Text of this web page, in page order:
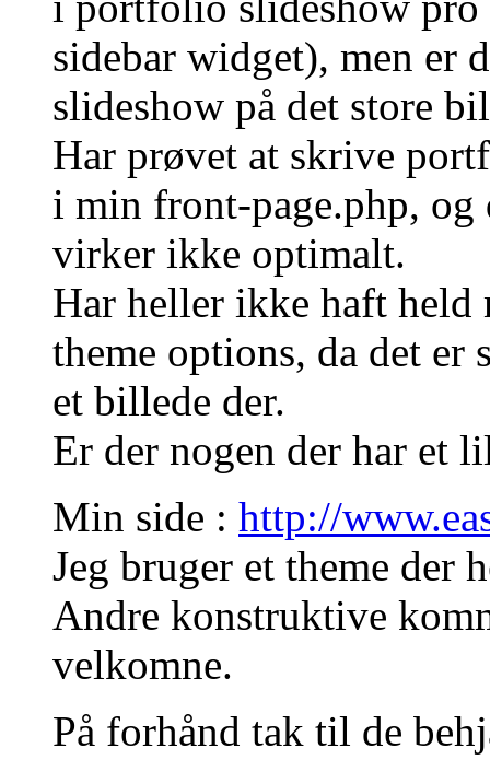
sidebar widget), men er
slideshow på det store
Har prøvet at skrive
i min front-page.php, og
virker ikke optimalt.
Har heller ikke haft held
theme options, da det er
et billede der.
Er der nogen der har et
Min side : http://
Jeg bruger et theme der
Andre konstruktive
velkomne.
På forhånd tak til de